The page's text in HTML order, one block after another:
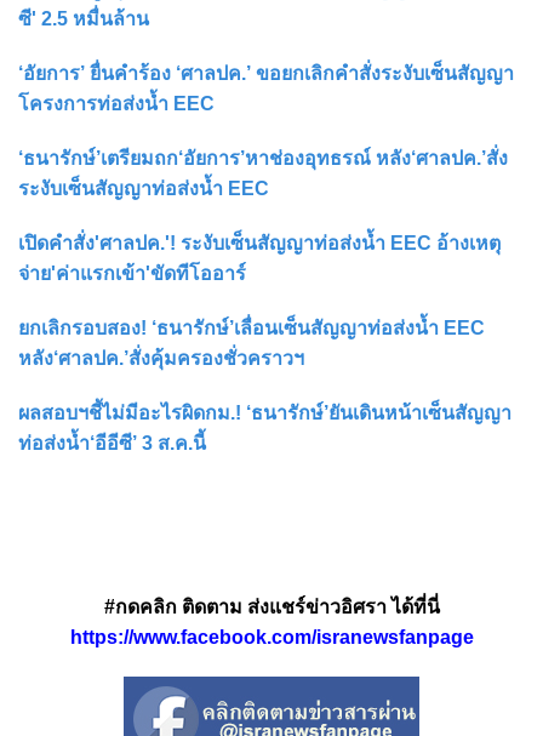
ซี' 2.5 หมื่นล้าน
‘อัยการ’ ยื่นคำร้อง ‘ศาลปค.’ ขอยกเลิกคำสั่งระงับเซ็นสัญญา
โครงการท่อส่งน้ำ EEC
‘ธนารักษ์’เตรียมถก‘อัยการ’หาช่องอุทธรณ์ หลัง‘ศาลปค.’สั่ง
ระงับเซ็นสัญญาท่อส่งน้ำ EEC
เปิดคำสั่ง'ศาลปค.'! ระงับเซ็นสัญญาท่อส่งน้ำ EEC อ้างเหตุ
จ่าย'ค่าแรกเข้า'ขัดทีโออาร์
ยกเลิกรอบสอง! ‘ธนารักษ์’เลื่อนเซ็นสัญญาท่อส่งน้ำ EEC
หลัง‘ศาลปค.’สั่งคุ้มครองชั่วคราวฯ
ผลสอบฯชี้ไม่มีอะไรผิดกม.! ‘ธนารักษ์’ยันเดินหน้าเซ็นสัญญา
ท่อส่งน้ำ‘อีอีซี’ 3 ส.ค.นี้
#กดคลิก ติดตาม ส่งแชร์ข่าวอิศรา ได้ที่นี่
https://www.facebook.com/isranewsfanpage